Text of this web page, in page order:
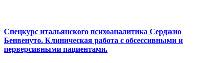
Спецкурс итальянского психоаналитика Серджио
Бенвенуто. Клиническая работа с обсессивными и
перверсивными пациентами.